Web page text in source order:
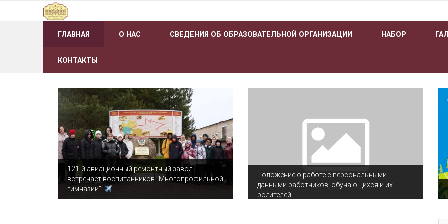
ГЛАВНАЯ О НАС СВЕДЕНИЯ ОБ ОБРАЗОВАТЕЛЬНОЙ ОРГАНИЗАЦИИ НАБОР
КОНТАКТЫ
121-й авиационный ремонтный завод
встречает воспитанников “Многопрофильной
гимназии”!
Положение о работе с персональными
данными работников, обучающихся и их
родителей